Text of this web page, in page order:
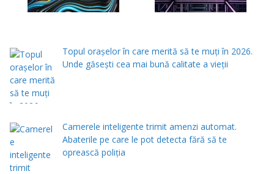
Topul orașelor în care merită să te muți în 2026.
Unde găsești cea mai bună calitate a vieții
Camerele inteligente trimit amenzi automat.
Abaterile pe care le pot detecta fără să te
oprească poliția